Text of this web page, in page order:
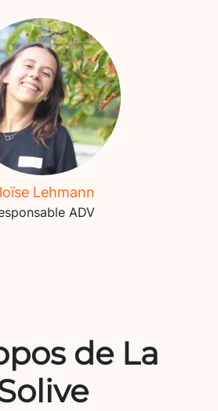
Lehmann
ADV
de La